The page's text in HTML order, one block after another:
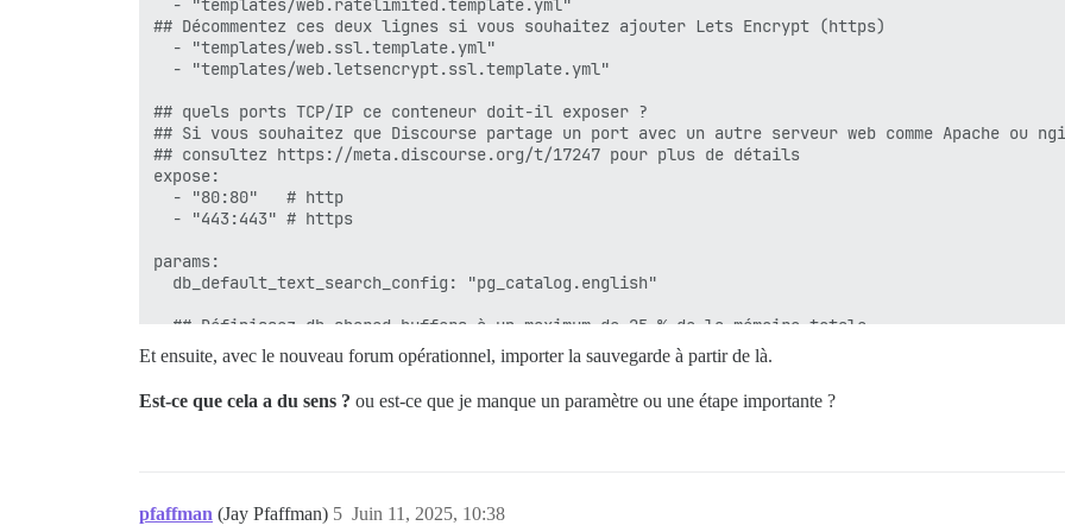
FAILED
--------------------
Pups::ExecError: DEBIAN_FRONTEND=noninteractive apt-get purge -y postgresql-15 postgresql-client-15 postgresql-
Location of failure: /usr/local/lib/ruby/gems/3.3.0/gems/pups-1.2.1/lib/pups/
exec failed with the params "DEBIAN_FRONTEND=noninteractive apt-get purge -y postgresql-15
bootstrap failed with exit code 100
** FAILED TO BOOTSTRAP ** veuillez faire défiler vers le haut et rechercher les messages
./discourse-doctor peut aider à diagnostiquer le problème.
## Décommentez ces deux lignes si vous souhaitez ajouter Lets Encrypt (https)
  - "templates/web.ssl.template.yml"
  - "templates/web.letsencrypt.ssl.template.yml"
## quels ports TCP/IP ce conteneur doit-il exposer ?
## Si vous souhaitez que Discourse partage un port avec un autre serveur web comme Apache ou
## consultez https://meta.discourse.org/t/17247 pour plus de détails
expose:
  - "80:80"   # http
  - "443:443" # https
params:
  db_default_text_search_config: "pg_catalog.english"
  ## Définissez db_shared_buffers à un maximum de 25 % de la mémoire totale.
## sera défini automatiquement par bootstrap en fonction de la RAM détectée, ou vous pouvez le
  db_shared_buffers: "1024MB"
  ## peut améliorer les performances de tri, mais ajoute de la mémoire par connexion
Et ensuite, avec le nouveau forum opérationnel, importer la sauvegarde à partir de là.
Est-ce que cela a du sens ? ou est-ce que je manque un paramètre ou une étape importante ?
pfaffman (Jay Pfaffman) Juin 11, 2025, 10:38
5